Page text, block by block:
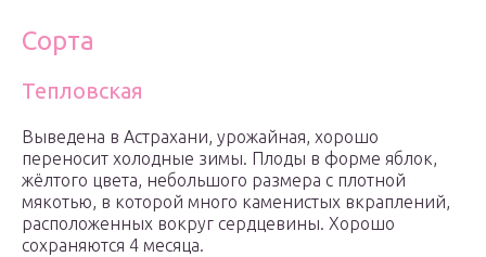
Сорта
Тепловская
Выведена в Астрахани, урожайная, хорошо
переносит холодные зимы. Плоды в форме яблок,
жёлтого цвета, небольшого размера с плотной
мякотью, в которой много каменистых вкраплений,
расположенных вокруг сердцевины. Хорошо
сохраняются 4 месяца.